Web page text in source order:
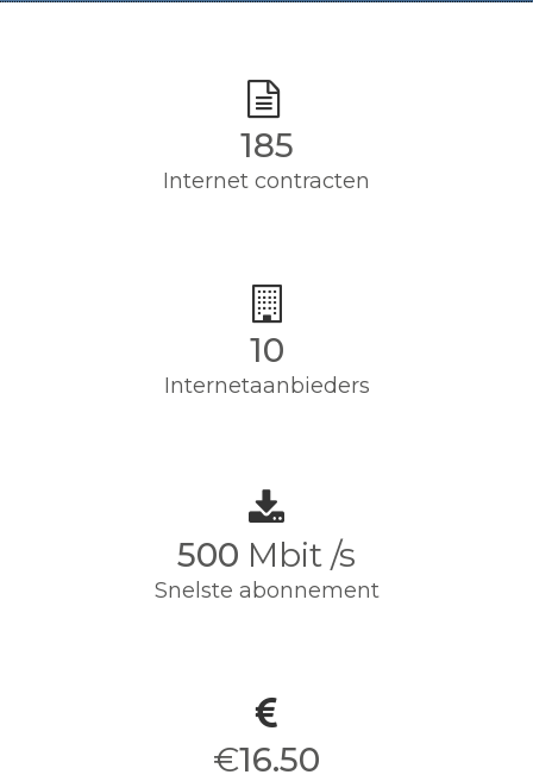
185
Internet contracten
10
Internetaanbieders
500 Mbit /s
Snelste abonnement
€16.50